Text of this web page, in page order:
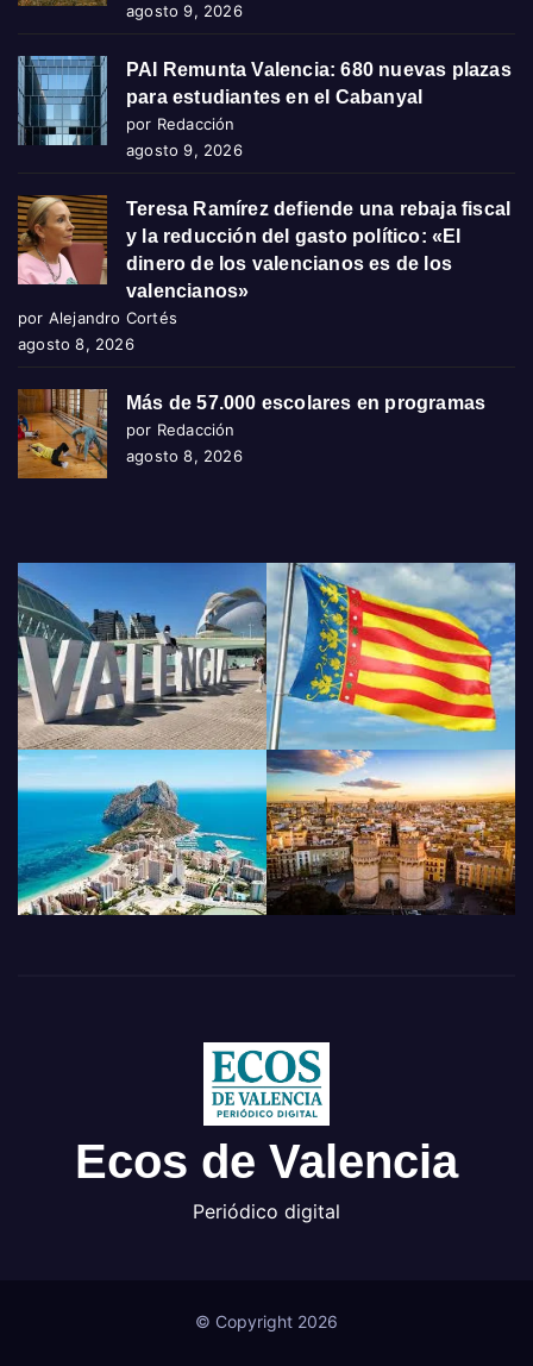
agosto 9, 2026
PAI Remunta Valencia: 680 nuevas plazas
para estudiantes en el Cabanyal
por Redacción
agosto 9, 2026
Teresa Ramírez defiende una rebaja fiscal
y la reducción del gasto político: «El
dinero de los valencianos es de los
valencianos»
por Alejandro Cortés
agosto 8, 2026
Más de 57.000 escolares en programas
por Redacción
agosto 8, 2026
Ecos de Valencia
Periódico digital
© Copyright 2026